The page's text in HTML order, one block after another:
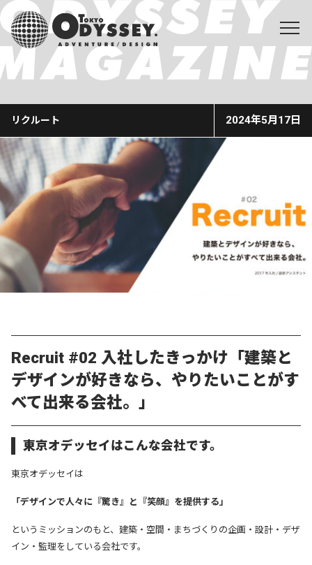
リクルート 2024年5月17日
Recruit #02 入社したきっかけ「建築と
デザインが好きなら、やりたいことがす
べて出来る会社。」
東京オデッセイはこんな会社です。
東京オデッセイは
「デザインで人々に『驚き』と『笑顔』を提供する」
というミッションのもと、建築・空間・まちづくりの企画・設計・デザ
イン・監理をしている会社です。